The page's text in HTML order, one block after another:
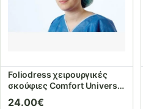
Foliodress χειρουργικές
σκούφιες Comfort Universal
πράσινη 100 τεμ.
24.00€